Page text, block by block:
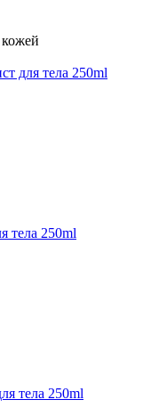
кожей
для тела 250ml
тела 250ml
тела 250ml